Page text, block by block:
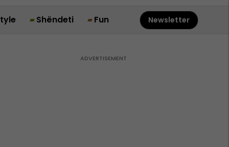
Shëndeti Fun Newsletter